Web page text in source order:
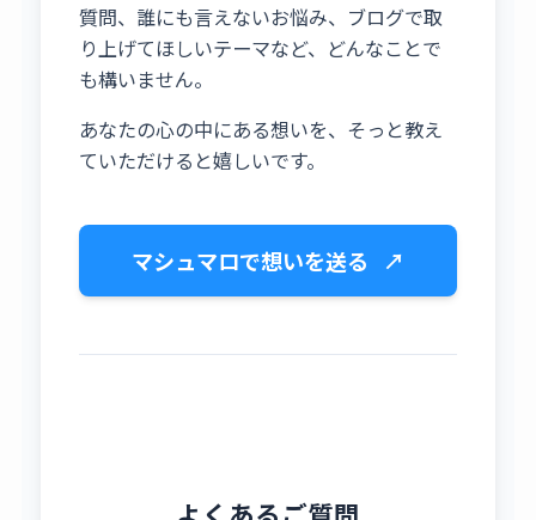
質問、誰にも言えないお悩み、ブログで取
り上げてほしいテーマなど、どんなことで
も構いません。
あなたの心の中にある想いを、そっと教え
ていただけると嬉しいです。
マシュマロで想いを送る ↗